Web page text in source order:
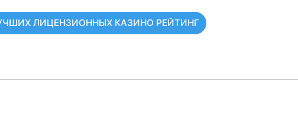
ЛИЦЕНЗИОННЫХ КАЗИНО РЕЙТИНГ